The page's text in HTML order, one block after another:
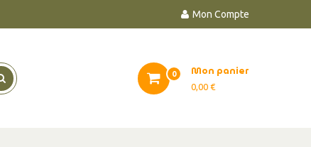
Mon Compte
Mon panier
0,00 €
0